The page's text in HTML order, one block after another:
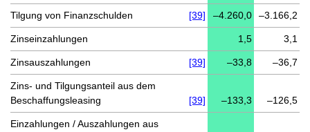
Tilgung von Finanzschulden [39] –4.260,0 –3.166,2
Zinseinzahlungen 1,5 3,1
Zinsauszahlungen [39] –33,8 –36,7
Zins- und Tilgungsanteil aus dem
Beschaffungsleasing
[39] –133,3 –126,5
Einzahlungen / Auszahlungen aus